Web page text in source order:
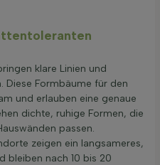
klare Linien und
Diese Formbäume für den
und erlauben eine genaue
dichte, ruhige Formen, die
passen.
zeigen ein langsameres,
bleiben nach 10 bis 20